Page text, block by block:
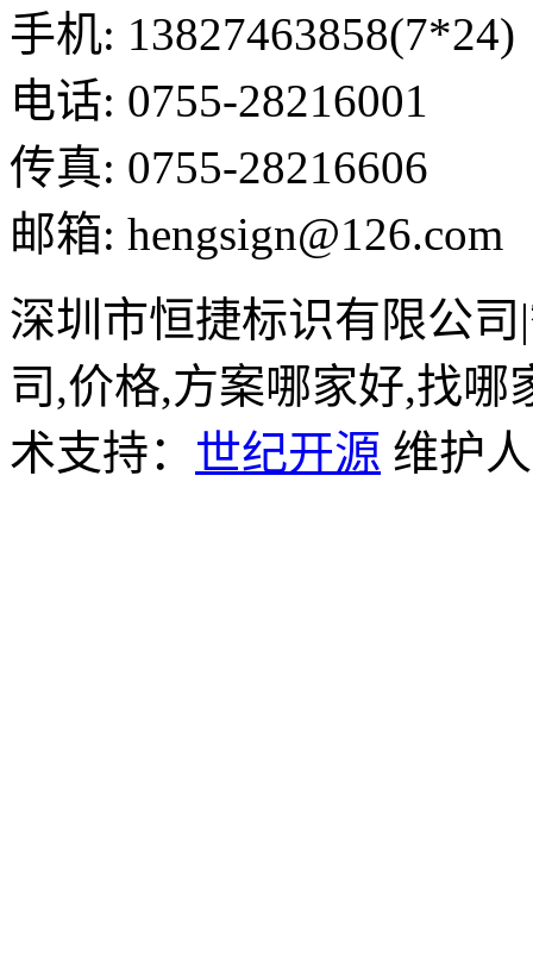
手机: 13827463858(7*24)
电话: 0755-28216001
传真: 0755-28216606
邮箱: hengsign@126.com
深圳市恒捷标识有限公
司,价格,方案哪家好,找哪
术支持： 世纪开源 维护